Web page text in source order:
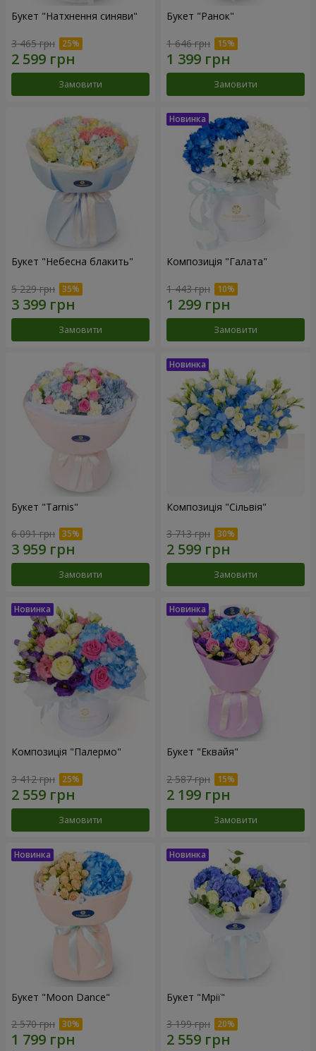
Букет "Натхнення синяви"
3 465 грн
Замовити
Букет "Ранок"
1 646 грн
Замовити
Букет "Небесна блакить"
5 229 грн
Замовити
Композиція "Галата"
1 443 грн
Замовити
Букет "Tarnis"
6 091 грн
Замовити
Композиція "Сільвія"
3 713 грн
Замовити
Композиція "Палермо"
3 412 грн
Замовити
Букет "Еквайя"
2 587 грн
Замовити
Букет "Moon Dance"
2 570 грн
Букет "Мрії"
3 199 грн